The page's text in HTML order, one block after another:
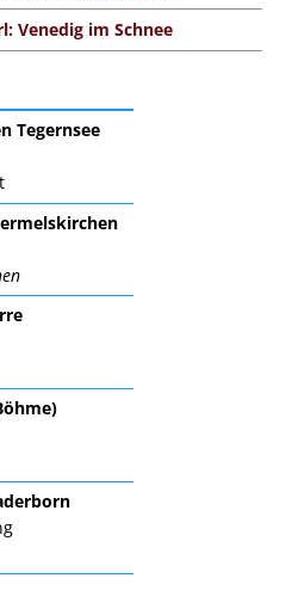
Venedig im Schnee
Tegernsee